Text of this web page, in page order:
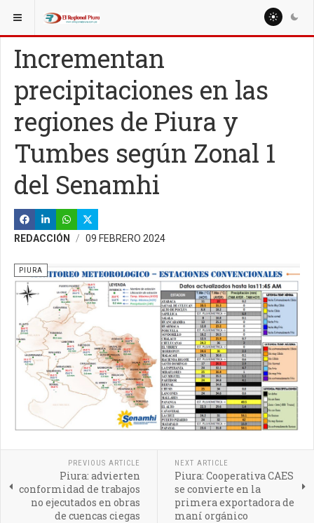
ESTÁ AQUÍ: REGIÓN PIURA
Incrementan
precipitaciones en las
regiones de Piura y
Tumbes según Zonal 1
del Senamhi
REDACCIÓN 09 FEBRERO 2024
PIURA
PREVIOUS ARTICLE
Piura: advierten
conformidad de trabajos
no ejecutados en obras
de cuencas ciegas
NEXT ARTICLE
Piura: Cooperativa CAES
se convierte en la
primera exportadora de
maní orgánico